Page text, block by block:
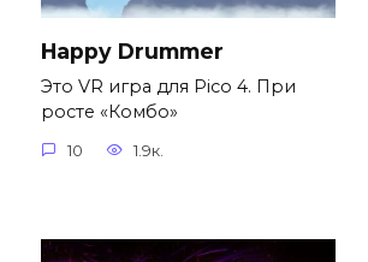
Happy Drummer
Это VR игра для Pico 4. При
росте «Комбо»
10 1.9к.